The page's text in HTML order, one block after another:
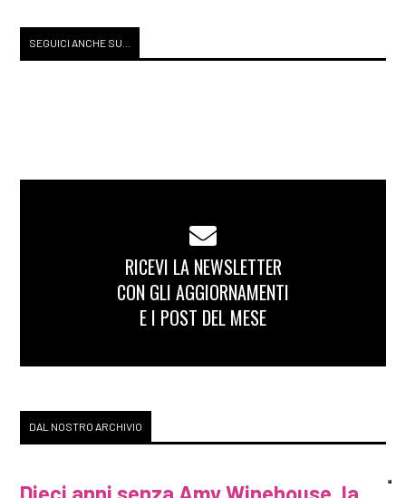
SEGUICI ANCHE SU...
RICEVI LA NEWSLETTER
CON GLI AGGIORNAMENTI
E I POST DEL MESE
DAL NOSTRO ARCHIVIO